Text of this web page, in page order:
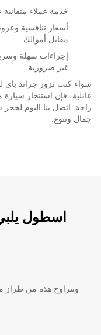
خدمة عملاء
أسعار تنافسية
مقابل أموالك
إجراءات سهلة
غير ضرورية
سواء كنت تزور جراند باي
راحة. اتصل بنا اليوم
جمال وتنوع.
اسطول
وتتراوح هذه من طراز